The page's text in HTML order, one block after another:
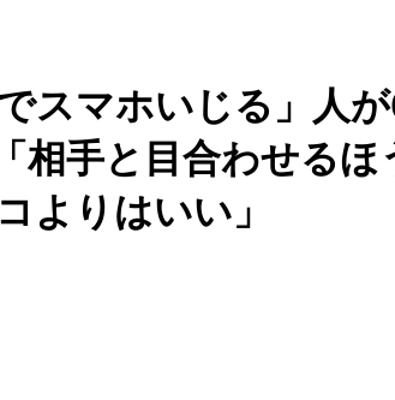
スマホいじる」人
相手と目合わせるほ
よりはいい」